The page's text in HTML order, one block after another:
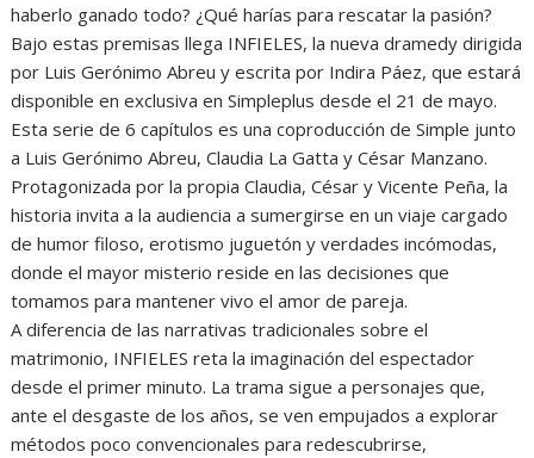
haberlo ganado todo? ¿Qué harías para rescatar la pasión?
Bajo estas premisas llega INFIELES, la nueva dramedy dirigida
por Luis Gerónimo Abreu y escrita por Indira Páez, que estará
disponible en exclusiva en Simpleplus desde el 21 de mayo.
Esta serie de 6 capítulos es una coproducción de Simple junto
a Luis Gerónimo Abreu, Claudia La Gatta y César Manzano.
Protagonizada por la propia Claudia, César y Vicente Peña, la
historia invita a la audiencia a sumergirse en un viaje cargado
de humor filoso, erotismo juguetón y verdades incómodas,
donde el mayor misterio reside en las decisiones que
tomamos para mantener vivo el amor de pareja.
A diferencia de las narrativas tradicionales sobre el
matrimonio, INFIELES reta la imaginación del espectador
desde el primer minuto. La trama sigue a personajes que,
ante el desgaste de los años, se ven empujados a explorar
métodos poco convencionales para redescubrirse,